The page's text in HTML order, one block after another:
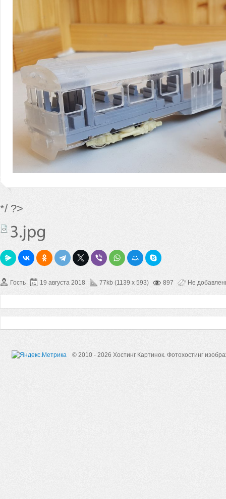
*/ ?>
Гость 19 августа 2018 77kb (1139 x 593) 897 Не
© 2010 - 2026 Хостинг Картинок. Фотохостинг